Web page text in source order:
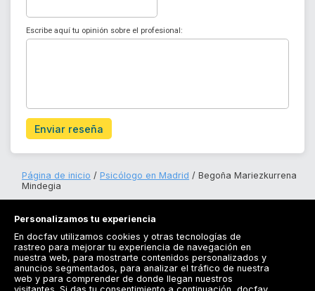
Escribe aquí tu opinión sobre el profesional:
Enviar reseña
Página de inicio Psicólogo en Madrid
Begoña Mariezkurrena
Mindegia
Registrarse
Personalizamos tu experiencia
En docfav utilizamos cookies y otras tecnologías de
rastreo para mejorar tu experiencia de navegación en
nuestra web, para mostrarte contenidos personalizados y
anuncios segmentados, para analizar el tráfico de nuestra
web y para comprender de donde llegan nuestros